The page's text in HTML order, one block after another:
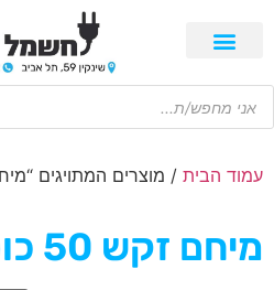
עמוד הבית / מוצרים המתויגים “מיחם זקש
מיחם זקש 50 כוסות